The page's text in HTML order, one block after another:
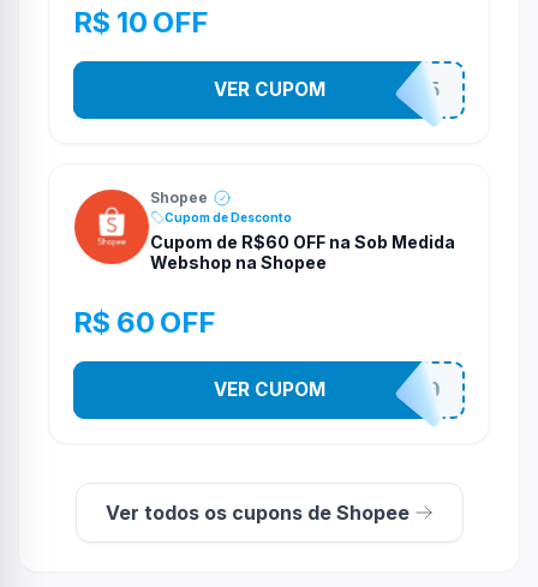
R$ 10 OFF
STES2525
VER CUPOM
Shopee
Cupom de Desconto
Cupom de R$60 OFF na Sob Medida
Webshop na Shopee
R$ 60 OFF
SOBM60400
VER CUPOM
Ver todos os cupons de Shopee